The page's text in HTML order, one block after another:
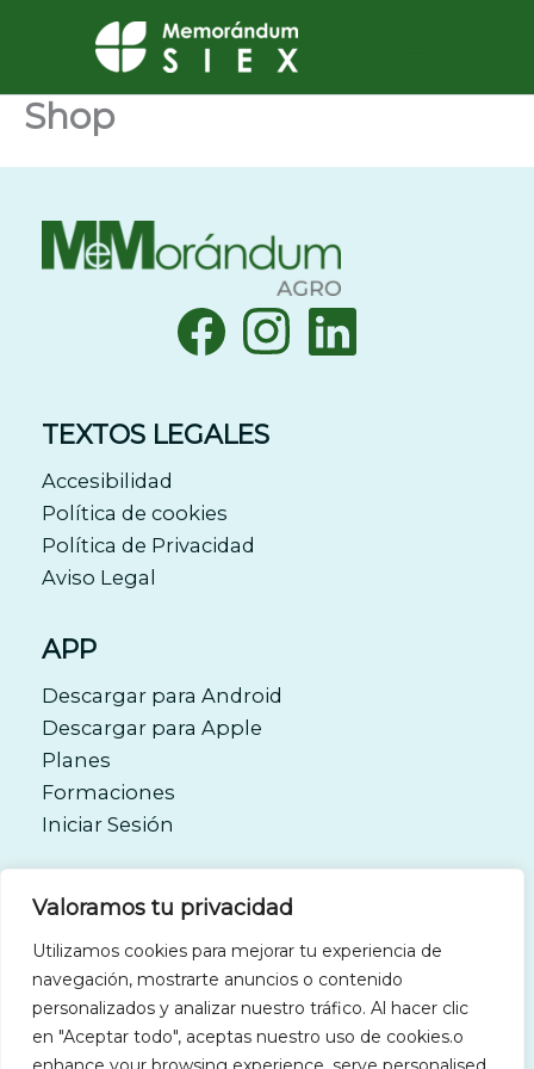
Valoramos tu privacidad
Utilizamos cookies para mejorar tu experiencia de
navegación, mostrarte anuncios o contenido
personalizados y analizar nuestro tráfico. Al hacer clic
en "Aceptar todo", aceptas nuestro uso de cookies.o
Shop
TEXTOS LEGALES
Accesibilidad
Política de cookies
Política de Privacidad
Aviso Legal
APP
Descargar para Android
Descargar para Apple
Planes
Formaciones
Iniciar Sesión
CONTACTO
soporte.siex@memorandum.es
976 78 30 30